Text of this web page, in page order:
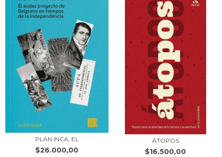
PLAN INCA, EL
$26.000,00
ÁTOPOS
$16.500,00